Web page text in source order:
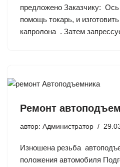
предложено Заказчику:
помощь токарь, и
капролона . Затем
Ремонт
автор: Администратор
Изношена резьба
положения автомобиля